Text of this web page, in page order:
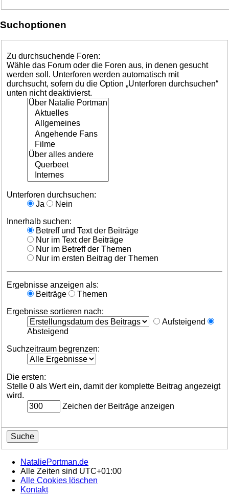
Suchoptionen
Zu durchsuchende Foren:
Wähle das Forum oder die Foren aus, in denen gesucht
werden soll. Unterforen werden automatisch mit
durchsucht, sofern du die Option „Unterforen durchsuchen“
unten nicht deaktivierst.
Unterforen durchsuchen:
Ja
Nein
Innerhalb suchen:
Betreff und Text der Beiträge
Nur im Text der Beiträge
Nur im Betreff der Themen
Nur im ersten Beitrag der Themen
Ergebnisse anzeigen als:
Beiträge
Themen
Ergebnisse sortieren nach:
Aufsteigend
Absteigend
Suchzeitraum begrenzen:
Die ersten:
Stelle 0 als Wert ein, damit der komplette Beitrag angezeigt
wird.
Zeichen der Beiträge anzeigen
NataliePortman.de
Alle Zeiten sind UTC+01:00
Alle Cookies löschen
Kontakt